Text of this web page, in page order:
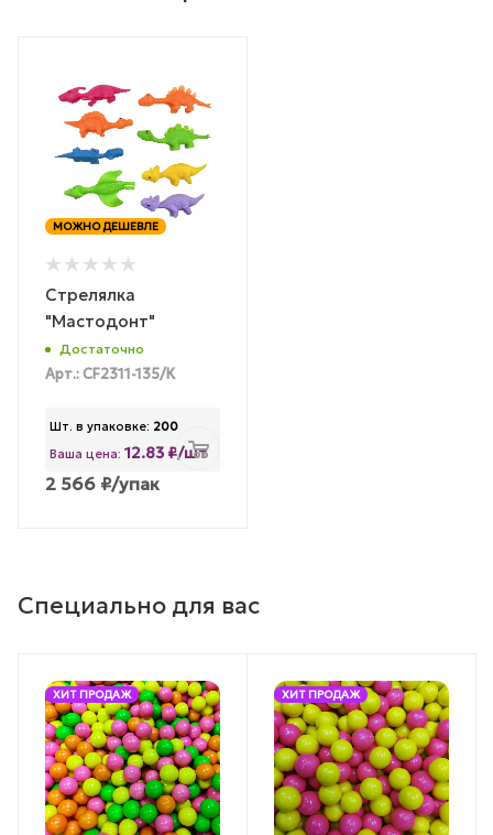
МОЖНО ДЕШЕВЛЕ
Стрелялка
"Мастодонт"
Достаточно
Арт.: CF2311-135/К
Шт. в упаковке: 200
Ваша цена: 12.83 ₽/шт
2 566 ₽/упак
Специально для вас
ХИТ ПРОДАЖ ХИТ ПРОДАЖ